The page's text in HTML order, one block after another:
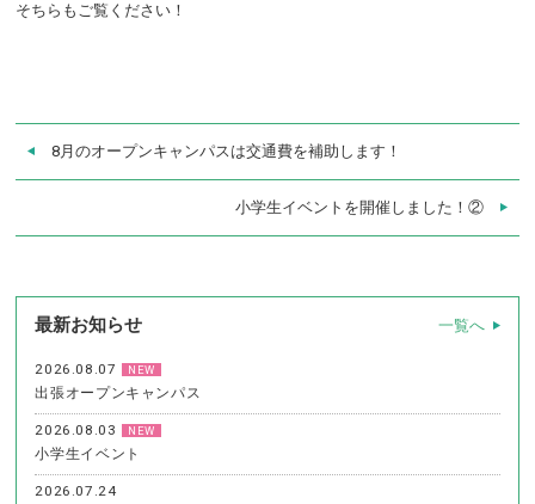
そちらもご覧ください！
8月のオープンキャンパスは交通費を補助します！
小学生イベントを開催しました！②
最新お知らせ 一覧へ
2026.08.07 NEW
出張オープンキャンパス
2026.08.03 NEW
小学生イベント
2026.07.24